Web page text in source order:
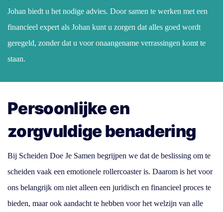
Johan biedt u het nodige advies. Door samen te werken met een
financieel expert als Johan kunt u zorgen dat alles goed wordt
geregeld, zonder dat u voor onaangename verrassingen komt te
staan.
Persoonlijke en
zorgvuldige benadering
Bij Scheiden Doe Je Samen begrijpen we dat de beslissing om te
scheiden vaak een emotionele rollercoaster is. Daarom is het voor
ons belangrijk om niet alleen een juridisch en financieel proces te
bieden, maar ook aandacht te hebben voor het welzijn van alle